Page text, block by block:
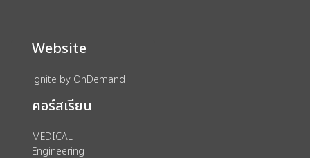
Website
ignite by OnDemand
คอร์สเรียน
MEDICAL
Engineering